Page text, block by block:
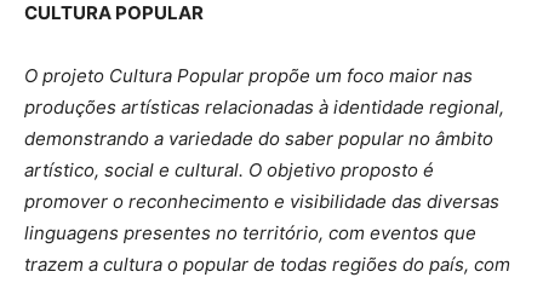
CULTURA POPULAR
O projeto Cultura Popular propõe um foco maior nas
produções artísticas relacionadas à identidade regional,
demonstrando a variedade do saber popular no âmbito
artístico, social e cultural. O objetivo proposto é
promover o reconhecimento e visibilidade das diversas
linguagens presentes no território, com eventos que
trazem a cultura o popular de todas regiões do país, com